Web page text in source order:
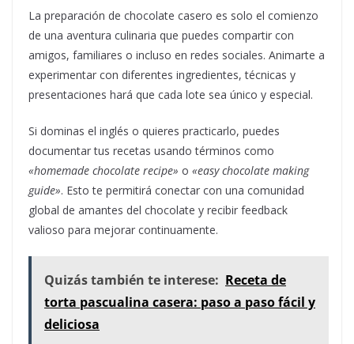
La preparación de chocolate casero es solo el comienzo
de una aventura culinaria que puedes compartir con
amigos, familiares o incluso en redes sociales. Animarte a
experimentar con diferentes ingredientes, técnicas y
presentaciones hará que cada lote sea único y especial.
Si dominas el inglés o quieres practicarlo, puedes
documentar tus recetas usando términos como
«homemade chocolate recipe» o «easy chocolate making
guide». Esto te permitirá conectar con una comunidad
global de amantes del chocolate y recibir feedback
valioso para mejorar continuamente.
Quizás también te interese: Receta de
torta pascualina casera: paso a paso fácil y
deliciosa